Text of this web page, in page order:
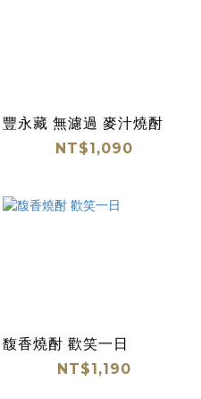
豐永藏 無濾過 麥汁燒酎
NT$1,090
馥香燒酎 歡笑一日
NT$1,190